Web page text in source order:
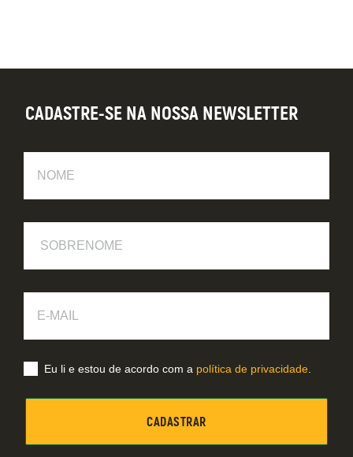
CADASTRE-SE NA NOSSA NEWSLETTER
Mail
Eu li e estou de acordo com a política de privacidade